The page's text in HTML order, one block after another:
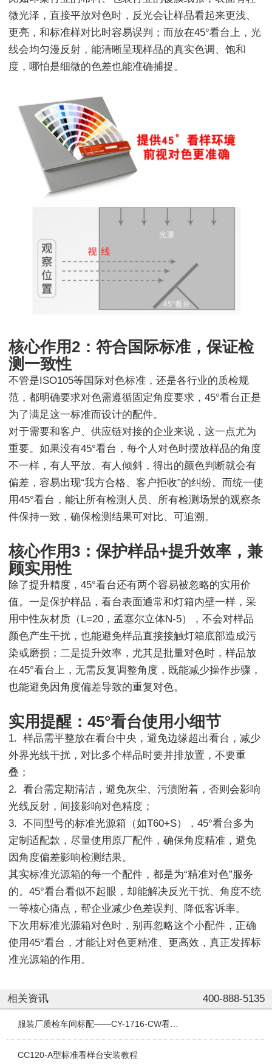
微光泽，直接平放对色时，反光会让样品看起来更浅、
更亮，和标准样对比时容易误判；而放在45°看台上，光
线会均匀漫反射，能清晰呈现样品的真实色调、饱和
度，哪怕是细微的色差也能准确捕捉。
核心作用2：符合国际标准，保证检
测一致性
不管是ISO105等国际对色标准，还是各行业的质检规
范，都明确要求对色需遵循固定角度要求，45°看台正是
为了满足这一标准而设计的配件。
对于需要和客户、供应链对接的企业来说，这一点尤为
重要。如果没有45°看台，每个人对色时摆放样品的角度
不一样，有人平放、有人倾斜，得出的颜色判断就会有
偏差，容易出现“我方合格、客户拒收”的纠纷。而统一使
用45°看台，能让所有检测人员、所有检测场景的观察条
件保持一致，确保检测结果可对比、可追溯。
核心作用3：保护样品+提升效率，兼
顾实用性
除了提升精度，45°看台还有两个容易被忽略的实用价
值。一是保护样品，看台表面通常和灯箱内壁一样，采
用中性灰材质（L=20，孟塞尔立体N-5），不会对样品
颜色产生干扰，也能避免样品直接接触灯箱底部造成污
染或磨损；二是提升效率，尤其是批量对色时，样品放
在45°看台上，无需反复调整角度，既能减少操作步骤，
也能避免因角度偏差导致的重复对色。
实用提醒：45°看台使用小细节
1. 样品需平整放在看台中央，避免边缘超出看台，减少
外界光线干扰，对比多个样品时要并排放置，不要重
叠；
2. 看台需定期清洁，避免灰尘、污渍附着，否则会影响
光线反射，间接影响对色精度；
3. 不同型号的标准光源箱（如T60+S），45°看台多为
定制适配款，尽量使用原厂配件，确保角度精准，避免
因角度偏差影响检测结果。
其实标准光源箱的每一个配件，都是为“精准对色”服务
的。45°看台看似不起眼，却能解决反光干扰、角度不统
一等核心痛点，帮企业减少色差误判、降低客诉率。
下次用标准光源箱对色时，别再忽略这个小配件，正确
使用45°看台，才能让对色更精准、更高效，真正发挥标
准光源箱的作用。
相关资讯 400-888-5135
CC120-A型标准看样台安装教程